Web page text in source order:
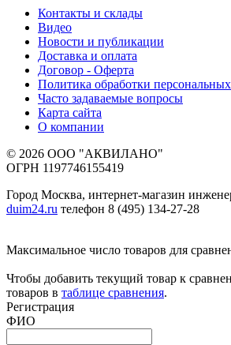
Контакты и склады
Видео
Новости и публикации
Доставка и оплата
Договор - Оферта
Политика обработки
Часто задаваемые вопросы
Карта сайта
О компании
© 2026 ООО "АКВИЛАНО"
ОГРН 1197746155419
Город Москва, интернет-магазин
duim24.ru телефон 8 (495) 134-27-28
Максимальное число товаров для
Чтобы добавить текущий товар к
товаров в таблице сравнения.
Регистрация
ФИО